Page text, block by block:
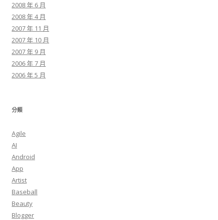
2008 年 6 月
2008 年 4 月
2007 年 11 月
2007 年 10 月
2007 年 9 月
2006 年 7 月
2006 年 5 月
分類
Agile
AI
Android
App
Artist
Baseball
Beauty
Blogger